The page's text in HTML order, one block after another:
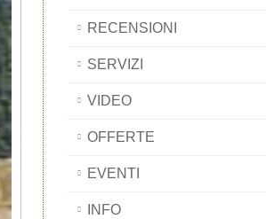
RECENSIONI
SERVIZI
VIDEO
OFFERTE
EVENTI
INFO